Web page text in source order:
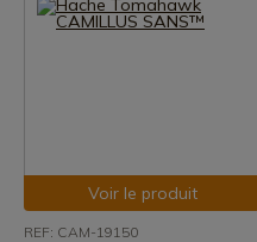
Voir le produit
REF: CAM-19150